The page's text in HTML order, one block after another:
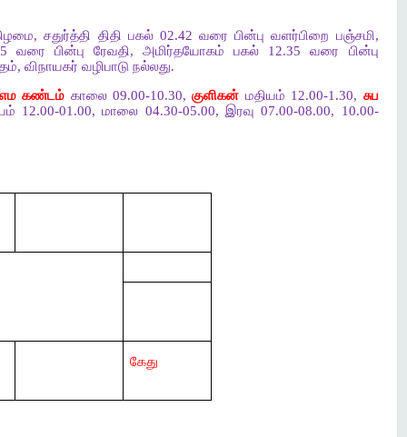
சதுர்த்தி திதி பகல் 02.42 வரை பின்பு வளர்பிறை பஞ்சமி,
வரை பின்பு ரேவதி, அமிர்தயோகம் பகல் 12.35 வரை பின்பு
விநாயகர் வழிபாடு நல்லது.
கண்டம் காலை 09.00-10.30,குளிகன் மதியம் 12.00-1.30, சுப
12.00-01.00, மாலை 04.30-05.00, இரவு 07.00-08.00, 10.00-
கேது